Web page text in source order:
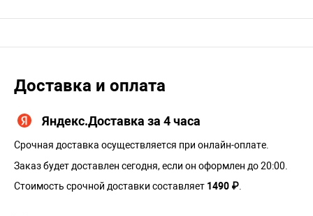
Доставка и оплата
Яндекс.Доставка за 4 часа
Срочная доставка осуществляется при онлайн-оплате.
Заказ будет доставлен сегодня, если он оформлен до 20:00.
Стоимость срочной доставки составляет 1490 ₽